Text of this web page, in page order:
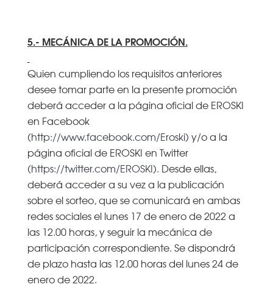
5.- MECÁNICA DE LA PROMOCIÓN.
Quien cumpliendo los requisitos anteriores
desee tomar parte en la presente promoción
deberá acceder a la página oficial de EROSKI
en Facebook
(http://www.facebook.com/Eroski) y/o a la
página oficial de EROSKI en Twitter
(https://twitter.com/EROSKI). Desde ellas,
deberá acceder a su vez a la publicación
sobre el sorteo, que se comunicará en ambas
redes sociales el lunes 17 de enero de 2022 a
las 12.00 horas, y seguir la mecánica de
participación correspondiente. Se dispondrá
de plazo hasta las 12.00 horas del lunes 24 de
enero de 2022.